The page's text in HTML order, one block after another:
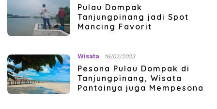
Pulau Dompak
Tanjungpinang jadi Spot
Mancing Favorit
Wisata 16/02/2023
Pesona Pulau Dompak di
Tanjungpinang, Wisata
Pantainya juga Mempesona